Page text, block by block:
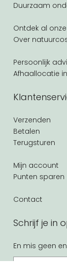
Duurzaam
Ontdek al
Over
Persoonlijk
Afhaallocatie
Verzenden
Betalen
Terugsturen
Mijn account
Punten sparen
Contact
Schrijf je in
En mis geen